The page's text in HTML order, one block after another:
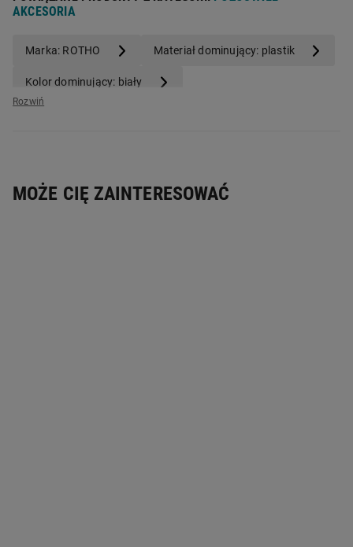
Pojemność:
AKCESORIA
Marka: ROTHO Materiał dominujący: plastik
Kolor dominujący: biały
MOŻE CIĘ ZAINTERESOWAĆ